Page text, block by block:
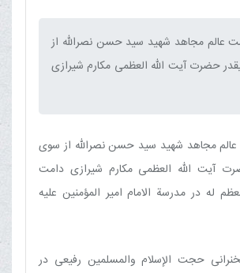
عالم مجاهد شهید سید حسن نصرالله از
حضرت آیت الله العظمی مکارم شیرازی
مجاهد شهید سید حسن نصرالله از سوی
آیت الله العظمی مکارم شیرازی دامت
له در مدرسة الامام امیر المؤمنین علیه
حجت الإسلام والمسلمین رفیعی در